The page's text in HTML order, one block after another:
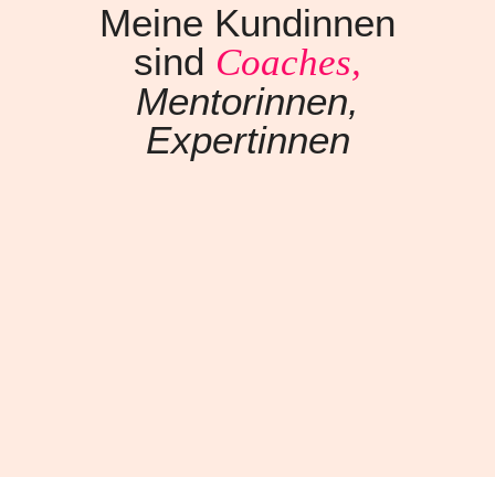
Meine Kundinnen
sind Coaches,
Mentorinnen,
Expertinnen